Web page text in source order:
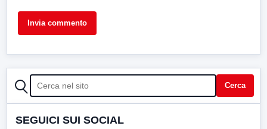
CERCA Cerca
SEGUICI SUI SOCIAL